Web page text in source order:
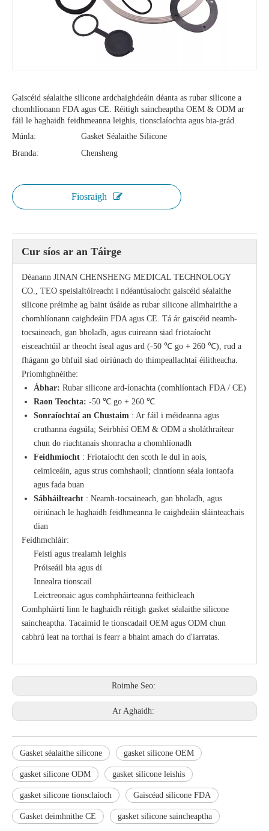
Gaiscéid séalaithe silicone ardchaighdeáin déanta as rubar silicone a
chomhlíonann FDA agus CE. Réitigh saincheaptha OEM & ODM ar
fáil le haghaidh feidhmeanna leighis, tionsclaíochta agus bia-grád.
Múnla:
Gasket Séalaithe Silicone
Branda:
Chensheng
Fiosraigh
Cur síos ar an Táirge
Déanann JINAN CHENSHENG MEDICAL TECHNOLOGY
CO., TEO speisialtóireacht i ndéantúsaíocht gaiscéid séalaithe
silicone préimhe ag baint úsáide as rubar silicone allmhairithe a
chomhlíonann caighdeáin FDA agus CE. Tá ár gaiscéid neamh-
tocsaineach, gan bholadh, agus cuireann siad friotaíocht
eisceachtúil ar theocht íseal agus ard (-50 ℃ go + 260 ℃), rud a
fhágann go bhfuil siad oiriúnach do thimpeallachtaí éilitheacha.
Príomhghnéithe:
Ábhar: Rubar silicone ard-íonachta (comhlíontach FDA / CE)
Raon Teochta: -50 ℃ go + 260 ℃
Sonraíochtaí an Chustaim : Ar fáil i méideanna agus
cruthanna éagsúla; Seirbhísí OEM & ODM a sholáthraítear
chun do riachtanais shonracha a chomhlíonadh
Feidhmíocht : Friotaíocht den scoth le dul in aois,
ceimiceáin, agus strus comhshaoil; cinntíonn séala iontaofa
agus fada buan
Sábháilteacht : Neamh-tocsaineach, gan bholadh, agus
oiriúnach le haghaidh feidhmeanna le caighdeáin sláinteachais
dian
Feidhmchláir:
Feistí agus trealamh leighis
Próiseáil bia agus dí
Innealra tionscail
Leictreonaic agus comhpháirteanna feithicleach
Comhpháirtí linn le haghaidh réitigh gasket séalaithe silicone
saincheaptha. Tacaímid le tionscadail OEM agus ODM chun
cabhrú leat na torthaí is fearr a bhaint amach do d'iarratas.
Roimhe Seo:
Ar Aghaidh:
Gasket séalaithe silicone gasket silicone OEM
gasket silicone ODM gasket silicone leishis
gasket silicone tionsclaíoch Gaiscéad silicone FDA
Gasket deimhnithe CE gasket silicone saincheaptha